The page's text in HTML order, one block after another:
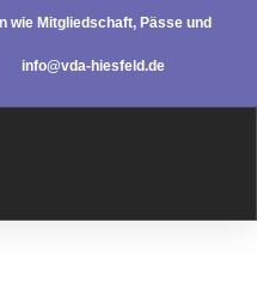
wie Mitgliedschaft, Pässe und
info@vda-hiesfeld.de